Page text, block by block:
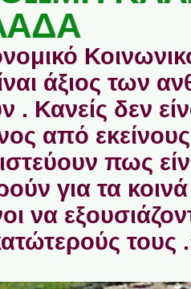
άξιος των
. Κανείς δεν
από
πως
για τα κοινά
να
τους